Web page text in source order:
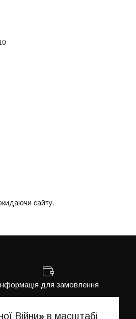
сайту.
для замовлення
Війни» в масштабі